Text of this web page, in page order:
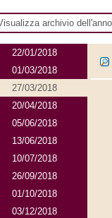
archivio
22/01/2018
01/03/2018
27/03/2018
20/04/2018
05/06/2018
13/06/2018
10/07/2018
26/09/2018
01/10/2018
03/12/2018